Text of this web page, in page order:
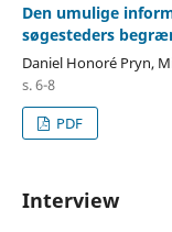
Den umulige
søgesteders
Daniel Honoré Pryn,
s. 6-8
PDF
Interview